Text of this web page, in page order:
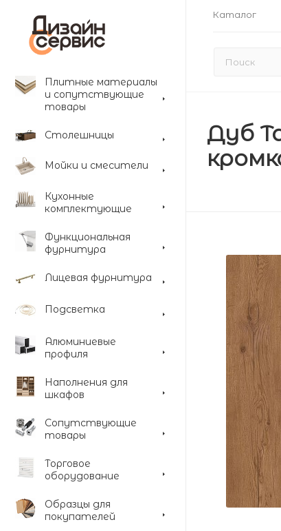
Каталог
Плитные материалы
и сопутствующие
товары
Столешницы
Мойки и смесители
Кухонные
комплектующие
Функциональная
фурнитура
Лицевая фурнитура
Подсветка
Алюминиевые
профиля
Наполнения для
шкафов
Сопутствующие
товары
Торговое
оборудование
Образцы для
покупателей
Дуб